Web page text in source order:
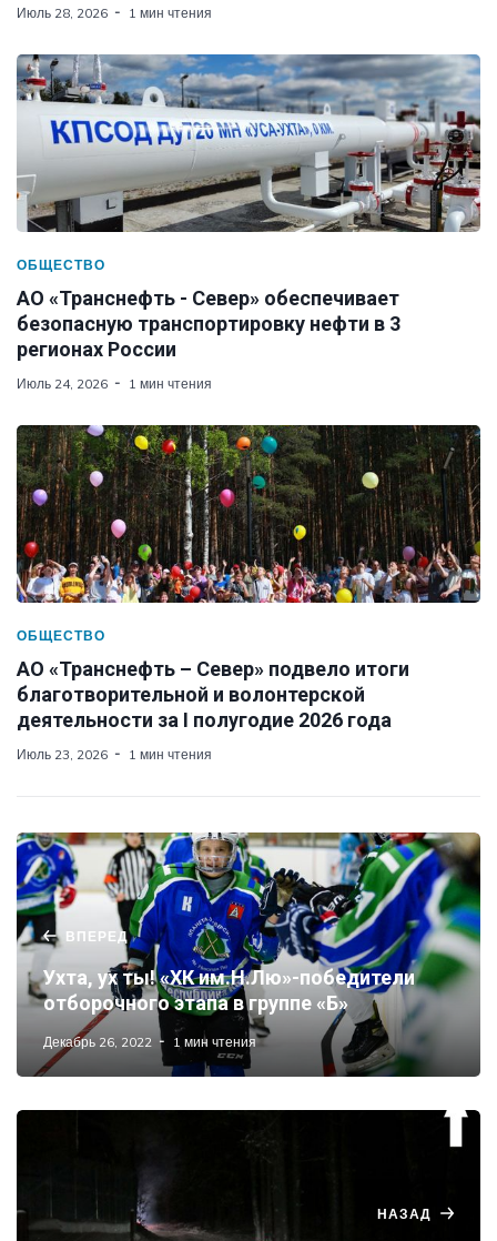
Июль 28, 2026 1 мин чтения
ОБЩЕСТВО
АО «Транснефть - Север» обеспечивает
безопасную транспортировку нефти в 3
регионах России
Июль 24, 2026 1 мин чтения
ОБЩЕСТВО
АО «Транснефть – Север» подвело итоги
благотворительной и волонтерской
деятельности за I полугодие 2026 года
Июль 23, 2026 1 мин чтения
ВПЕРЕД
Ухта, ух ты! «ХК им.Н.Лю»-победители
отборочного этапа в группе «Б»
Декабрь 26, 2022 1 мин чтения
НАЗАД